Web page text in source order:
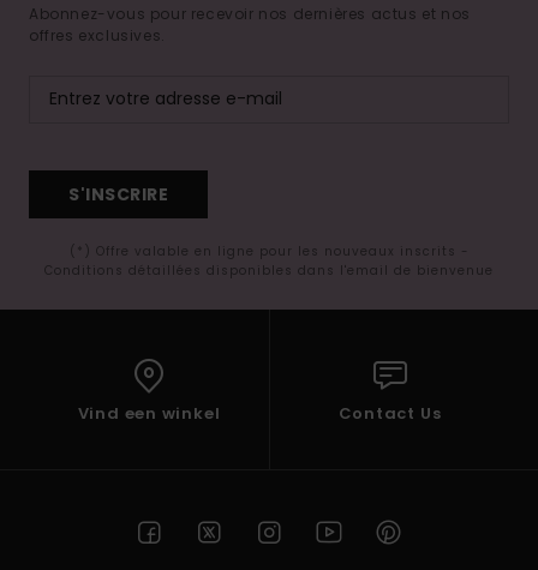
Abonnez-vous pour recevoir nos dernières actus et nos
offres exclusives.
S'INSCRIRE
(*) Offre valable en ligne pour les nouveaux inscrits -
Conditions détaillées disponibles dans l'email de bienvenue
Vind een winkel Contact Us